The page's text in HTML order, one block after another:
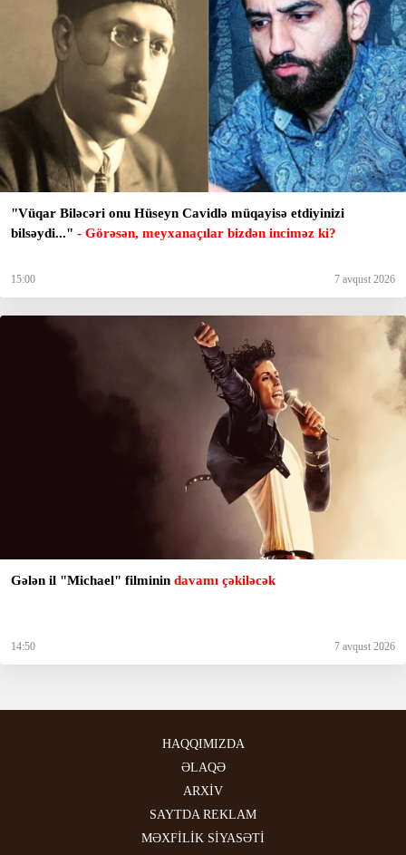
"Vüqar Biləcəri onu Hüseyn Cavidlə müqayisə etdiyinizi
bilsəydi..." - Görəsən, meyxanaçılar bizdən inciməz ki?
15:00 7 avqust 2026
Gələn il "Michael" filminin davamı çəkiləcək
14:50 7 avqust 2026
HAQQIMIZDA
ƏLAQƏ
ARXİV
SAYTDA REKLAM
MƏXFİLİK SİYASƏTİ